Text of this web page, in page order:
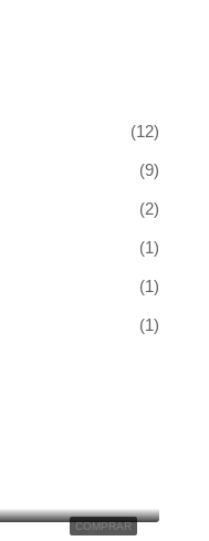
(12)
(9)
(2)
(1)
(1)
(1)
COMPRAR